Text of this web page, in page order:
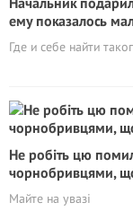
ему показалось
Где и себе найти
Не робіть цю
чорнобривцями,
Майте на увазі